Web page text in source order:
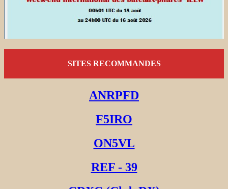
SITES RECOMMANDES
ANRPFD
F5IRO
ON5VL
REF - 39